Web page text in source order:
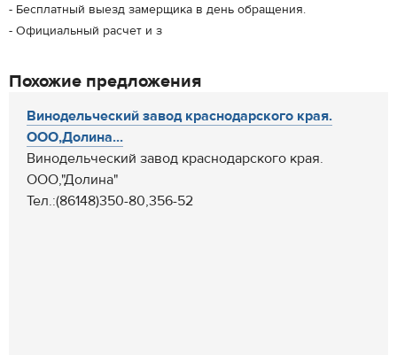
- Бесплатный выезд замерщика в день обращения.
- Официальный расчет и з
Похожие предложения
Винодельческий завод краснодарского края.
ООО,Долина...
Винодельческий завод краснодарского края.
ООО,"Долина"
Тел.:(86148)350-80,356-52